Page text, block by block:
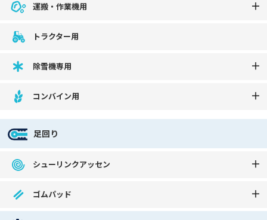
運搬・作業機用
トラクター用
除雪機専用
コンバイン用
足回り
シューリンクアッセン
ゴムパッド